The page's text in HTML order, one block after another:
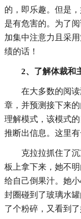
的，即乐趣。但是
是有危害的。为了
加集中注意力且采
绩的话！
2、了解体裁和
在大多数的阅
章，并预测接下来
理解模式，该模式
推断出信息。这里
克拉拉抓住了
板上拿下来，她不
给自己倒果汁。她
封圈碰到了玻璃水
了个粉碎，又看到